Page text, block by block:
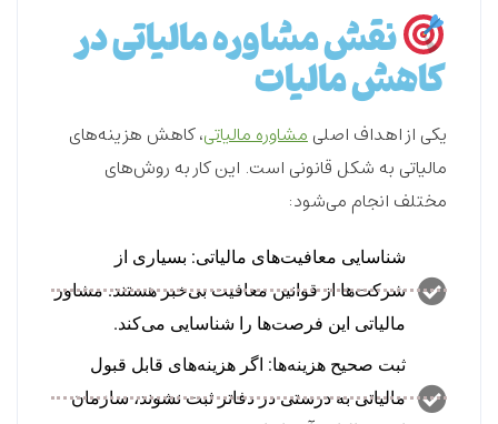
نقش مشاوره مالیاتی در
کاهش مالیات
یکی از اهداف اصلیمشاوره مالیاتی، کاهش هزینه‌های
مالیاتی به شکل قانونی است. این کار به روش‌های
مختلف انجام می‌شود:
شناسایی معافیت‌های مالیاتی: بسیاری از
شرکت‌ها از قوانین معافیت بی‌خبر هستند. مشاور
مالیاتی این فرصت‌ها را شناسایی می‌کند.
ثبت صحیح هزینه‌ها: اگر هزینه‌های قابل قبول
مالیاتی به درستی در دفاتر ثبت نشوند، سازمان